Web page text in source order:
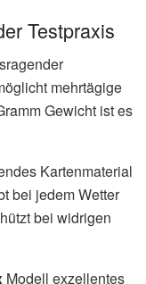
Testpraxis
mehrtägige
Gewicht ist es
Kartenmaterial
bei jedem Wetter
bei widrigen
Modell exzellentes